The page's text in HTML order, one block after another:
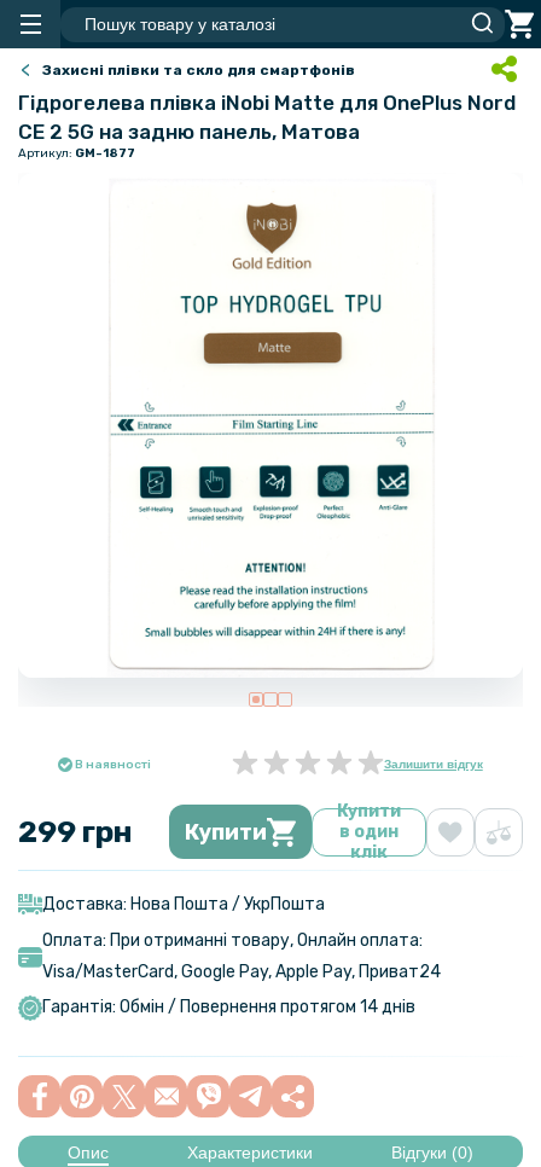
Захисні плівки та скло для смартфонів
Гідрогелева плівка iNobi Matte для OnePlus Nord
CE 2 5G на задню панель, Матова
Артикул: GM-1877
В наявності Залишити відгук
299 грн Купити
Купити
в один
клік
Доставка: Нова Пошта / УкрПошта
Оплата: При отриманні товару, Онлайн оплата:
Visa/MasterСard, Google Pay, Apple Pay, Приват24
Гарантія: Обмін / Повернення протягом 14 днів
Опис Характеристики Відгуки (0)